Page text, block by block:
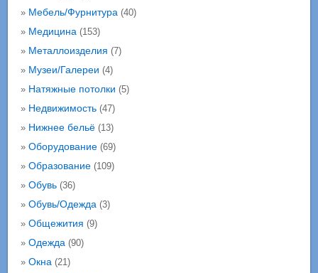
» Мебель/Фурнитура(40)
» Медицина(153)
» Металлоизделия (7)
» Музеи/Галереи (4)
» Натяжные потолки (5)
» Недвижимость(47)
» Нижнее бельё(13)
» Оборудование(69)
» Образование(109)
» Обувь(36)
» Обувь/Одежда(3)
» Общежития (9)
» Одежда(90)
» Окна(21)